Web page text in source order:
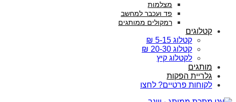
מצלמות
פד ועכבר למחשב
רמקולים ממותגים
קטלוגים
קטלוג 5-15 ₪
קטלוג 20-30 ₪
לקטלוג קיץ
מותגים
גלריית הפקות
לקוחות פרטיים? לחצו